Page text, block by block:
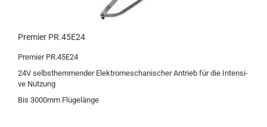
Pre­mier PR.45E24
Pre­mier PR.45E24
24V selbst­hem­men­der Elek­tro­me­scha­ni­scher An­trieb für die In­ten­si­
ve Nut­zung
Bis 3000mm Flü­ge­län­ge